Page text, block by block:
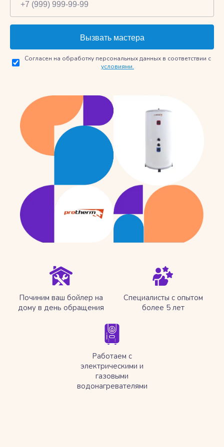
Согласен на обработку персональных данных в соответствии с
условиями.
Починим ваш бойлер на
дому в день обращения
Специалисты с опытом
более 5 лет
Работаем с
электрическими и
газовыми
водонагревателями